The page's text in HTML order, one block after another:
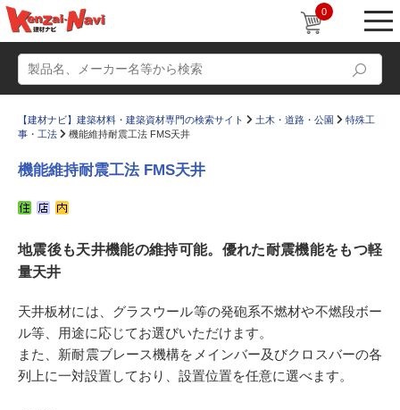
0
かたなび コラム
Q＆A 販売・施工代理店募集
お気に入り
【建材ナビ】建築材料・建築資材専門の検索サイト 土木・道路・公園
特殊工
事・工法
機能維持耐震工法 FMS天井
機能維持耐震工法 FMS天井
地震後も天井機能の維持可能。優れた耐震機能をもつ軽
量天井
天井板材には、グラスウール等の発砲系不燃材や不燃段ボー
ル等、用途に応じてお選びいただけます。
また、新耐震ブレース機構をメインバー及びクロスバーの各
列上に一対設置しており、設置位置を任意に選べます。